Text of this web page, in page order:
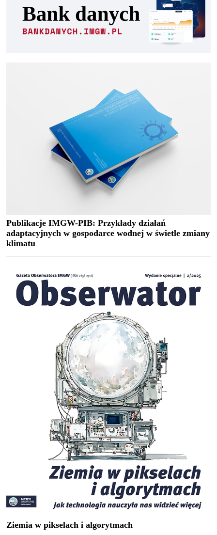
Publikacje IMGW-PIB: Przykłady działań
adaptacyjnych w gospodarce wodnej w świetle zmiany
klimatu
Ziemia w pikselach i algorytmach